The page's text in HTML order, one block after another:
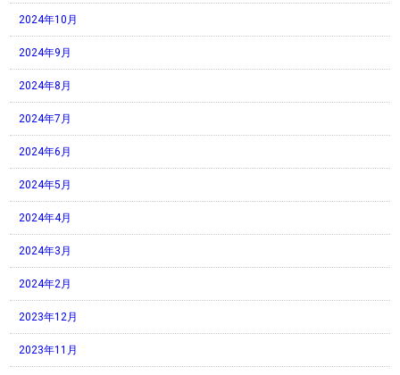
2024年10月
2024年9月
2024年8月
2024年7月
2024年6月
2024年5月
2024年4月
2024年3月
2024年2月
2023年12月
2023年11月